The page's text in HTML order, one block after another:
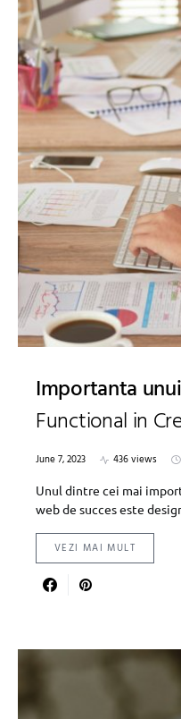
Importanta
Functional in
June 7, 2023 436 views
Unul dintre cei mai
web de succes este
VEZI MAI MULT